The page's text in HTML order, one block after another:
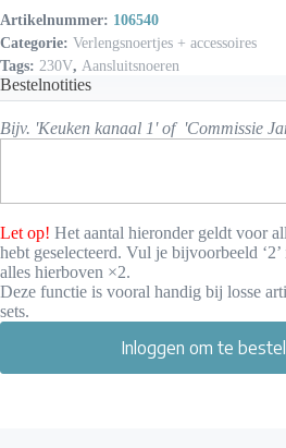
Artikelnummer: 106540
Categorie: Verlengsnoertjes + accessoires
Tags: 230V, Aansluitsnoeren
Bestelnotities
Bijv. 'Keuken kanaal 1' of 'Commissie
Let op! Het aantal hieronder geldt voor
hebt geselecteerd. Vul je bijvoorbeeld
alles hierboven ×2.
Deze functie is vooral handig bij losse
sets.
Inloggen om te